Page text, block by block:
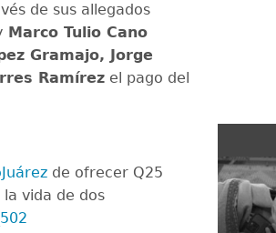
de sus allegados
Marco Tulio Cano
Gramajo, Jorge
Ramírez el pago del
de ofrecer Q25
vida de dos